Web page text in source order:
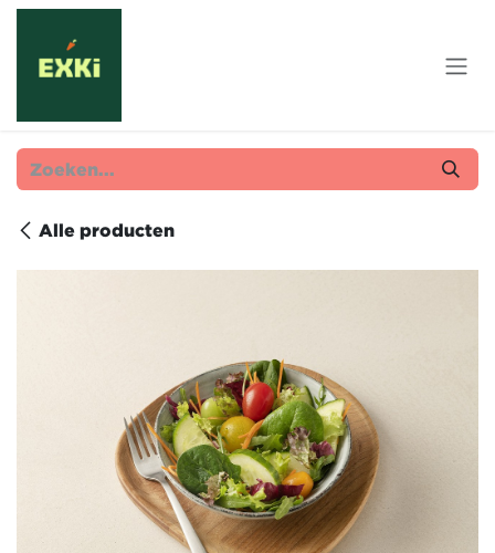
Overslaan naar inhoud
Alle producten